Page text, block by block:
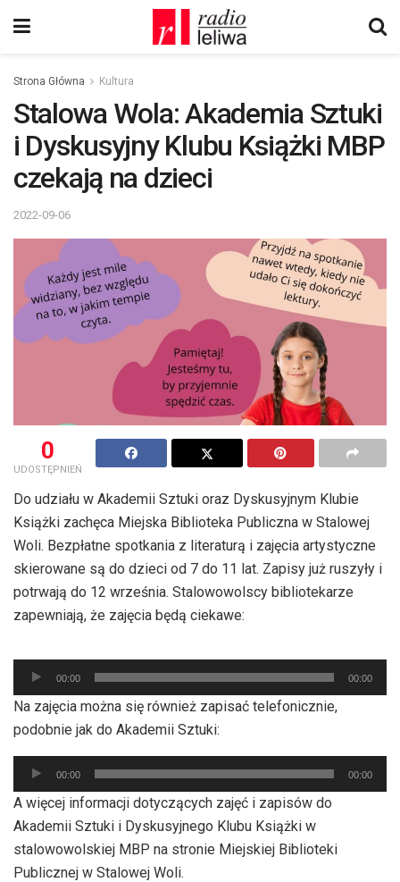
Strona Główna Kultura
Stalowa Wola: Akademia Sztuki
i Dyskusyjny Klubu Książki MBP
czekają na dzieci
2022-09-06
0
UDOSTĘPNIEŃ
Do udziału w Akademii Sztuki oraz Dyskusyjnym Klubie
Książki zachęca Miejska Biblioteka Publiczna w Stalowej
Woli. Bezpłatne spotkania z literaturą i zajęcia artystyczne
skierowane są do dzieci od 7 do 11 lat. Zapisy już ruszyły i
potrwają do 12 września. Stalowowolscy bibliotekarze
zapewniają, że zajęcia będą ciekawe:
plików
dźwiękowych
00:00 00:00
Na zajęcia można się również zapisać telefonicznie,
podobnie jak do Akademii Sztuki:
Odtwarzacz
plików
dźwiękowych
00:00 00:00
A więcej informacji dotyczących zajęć i zapisów do
Akademii Sztuki i Dyskusyjnego Klubu Książki w
stalowowolskiej MBP na stronie Miejskiej Biblioteki
Publicznej w Stalowej Woli.